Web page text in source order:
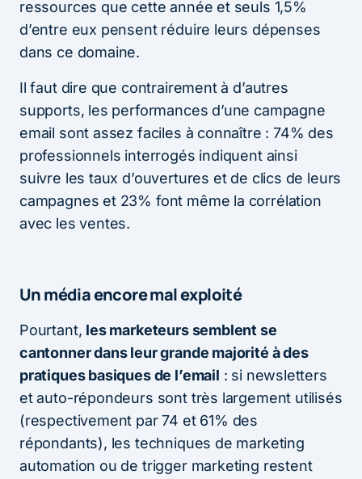
ressources que cette année et seuls 1,5%
d’entre eux pensent réduire leurs dépenses
dans ce domaine.
Il faut dire que contrairement à d’autres
supports, les performances d’une campagne
email sont assez faciles à connaître : 74% des
professionnels interrogés indiquent ainsi
suivre les taux d’ouvertures et de clics de leurs
campagnes et 23% font même la corrélation
avec les ventes.
Un média encore mal exploité
Pourtant, les marketeurs semblent se
cantonner dans leur grande majorité à des
pratiques basiques de l’email : si newsletters
et auto-répondeurs sont très largement utilisés
(respectivement par 74 et 61% des
répondants), les techniques de marketing
automation ou de trigger marketing restent